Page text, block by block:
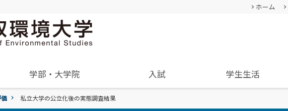
ホーム
基本情報
学部・大学院
成績評価・卒業認定・学位
入試
過去の入試結果
学生生活
通学等
就職･進学実績
卒業生
私立大学の公立化後の実態調査結果